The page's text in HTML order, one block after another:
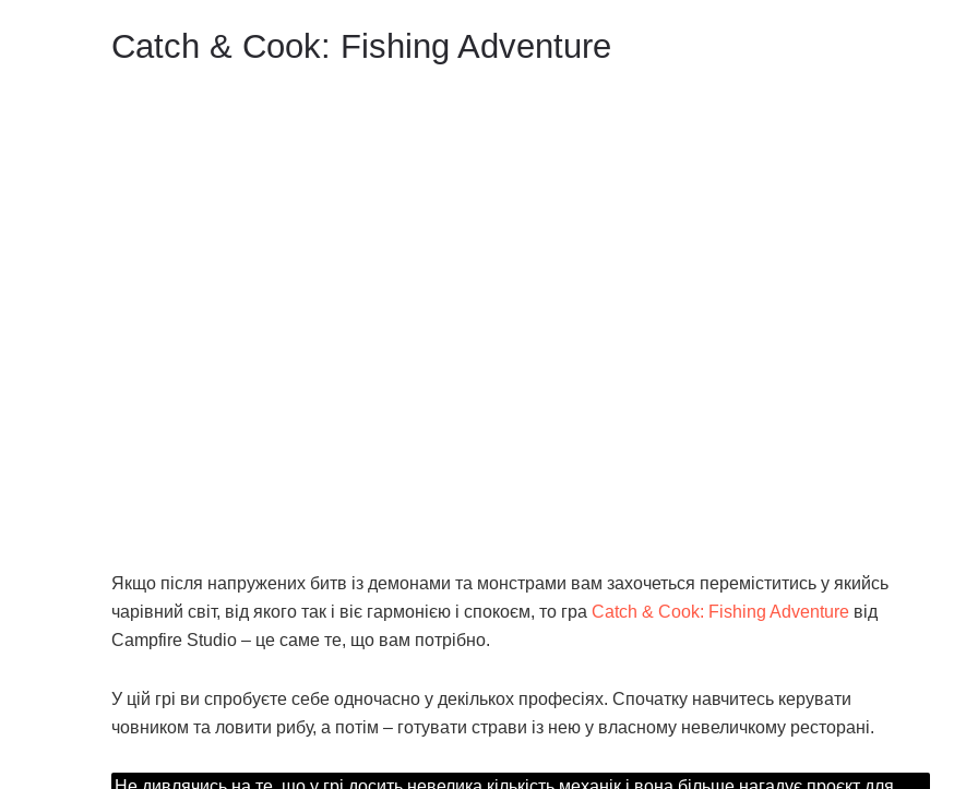
Catch & Cook: Fishing Adventure
Якщо після напружених битв із демонами та монстрами вам захочеться переміститись у якийсь
чарівний світ, від якого так і віє гармонією і спокоєм, то гра Catch & Cook: Fishing Adventure від
Campfire Studio – це саме те, що вам потрібно.
У цій грі ви спробуєте себе одночасно у декількох професіях. Спочатку навчитесь керувати
човником та ловити рибу, а потім – готувати страви із нею у власному невеличкому ресторані.